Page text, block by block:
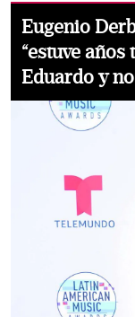
Eugenio
“estuve años
Eduardo y